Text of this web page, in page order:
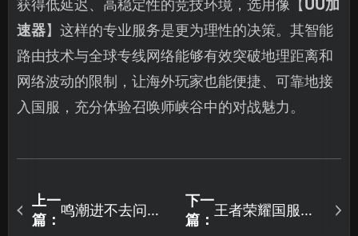
获得低延迟、高稳定性的竞技环境，选用像【UU加
速器】这样的专业服务是更为理性的决策。其智能
路由技术与全球专线网络能够有效突破地理距离和
网络波动的限制，让海外玩家也能便捷、可靠地接
入国服，充分体验召唤师峡谷中的对战魅力。
上一
篇：
鸣潮进不去问题
下一
篇：
王者荣耀国服加